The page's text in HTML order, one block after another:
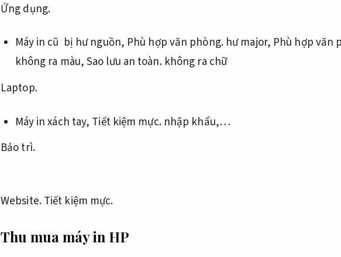
Ứng dụng.
Máy in cũ bị hư nguồn, Phù hợp văn phòng.hư major, Phù hợp văn
không ra màu,Sao lưu an toàn.không ra chữ
Laptop.
Máy in xách tay, Tiết kiệm mực.nhập khẩu,…
Bảo trì.
Website.Tiết kiệm mực.
Thu mua máy in HP